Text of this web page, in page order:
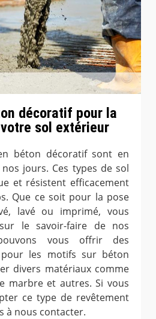
décoratif pour la
sol extérieur
béton décoratif sont en
jours. Ces types de sol
et résistent efficacement
Que ce soit pour la pose
lavé ou imprimé, vous
le savoir-faire de nos
vous offrir des
pour les motifs sur béton
divers matériaux comme
marbre et autres. Si vous
ce type de revêtement
à nous contacter.